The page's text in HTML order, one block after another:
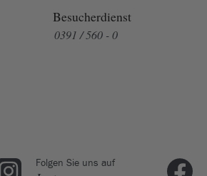
Besucherdienst
0391 / 560 - 0
Folgen Sie uns auf